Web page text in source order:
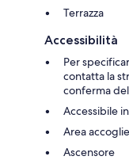
Terrazza
Accessibilità
Per
contatta la
conferma
Accessibile
Area
Ascensore